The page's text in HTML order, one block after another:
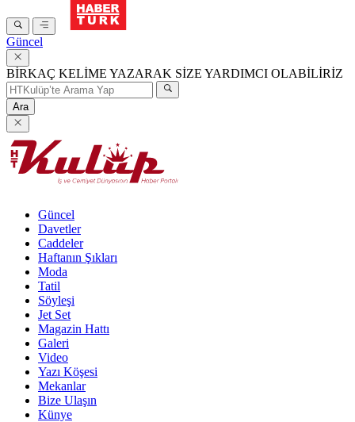
Güncel
BİRKAÇ KELİME YAZARAK SİZE YARDIMCI OLABİLİRİZ
Ara
Güncel
Davetler
Caddeler
Haftanın Şıkları
Moda
Tatil
Söyleşi
Jet Set
Magazin Hattı
Galeri
Video
Yazı Köşesi
Mekanlar
Bize Ulaşın
Künye